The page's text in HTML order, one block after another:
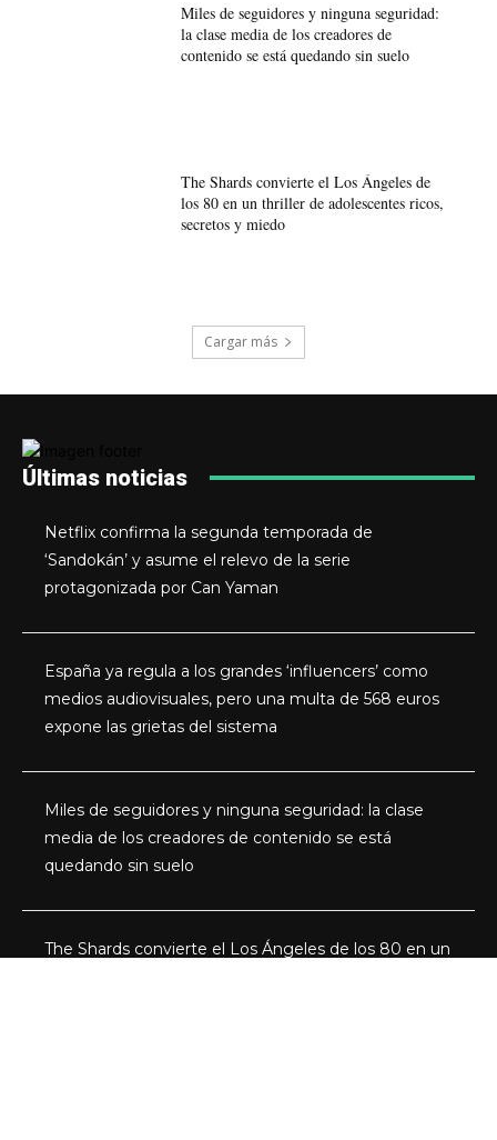
Miles de seguidores y ninguna seguridad:
la clase media de los creadores de
contenido se está quedando sin suelo
The Shards convierte el Los Ángeles de
los 80 en un thriller de adolescentes ricos,
secretos y miedo
Cargar más
Últimas noticias
Netflix confirma la segunda temporada de
‘Sandokán’ y asume el relevo de la serie
protagonizada por Can Yaman
España ya regula a los grandes ‘influencers’ como
medios audiovisuales, pero una multa de 568 euros
expone las grietas del sistema
Miles de seguidores y ninguna seguridad: la clase
media de los creadores de contenido se está
quedando sin suelo
The Shards convierte el Los Ángeles de los 80 en un